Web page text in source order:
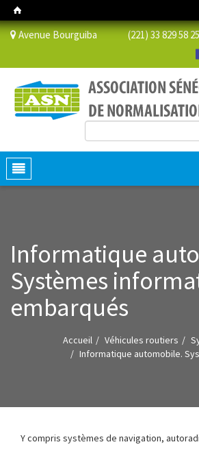
Avenue Bourguiba (221) 33 829 58
Formulaire
Toggle
navigation
Informatique
Systèmes
embarqués
Accueil Véhicules routiers
Informatique automobile.
Y compris systèmes de navigation,